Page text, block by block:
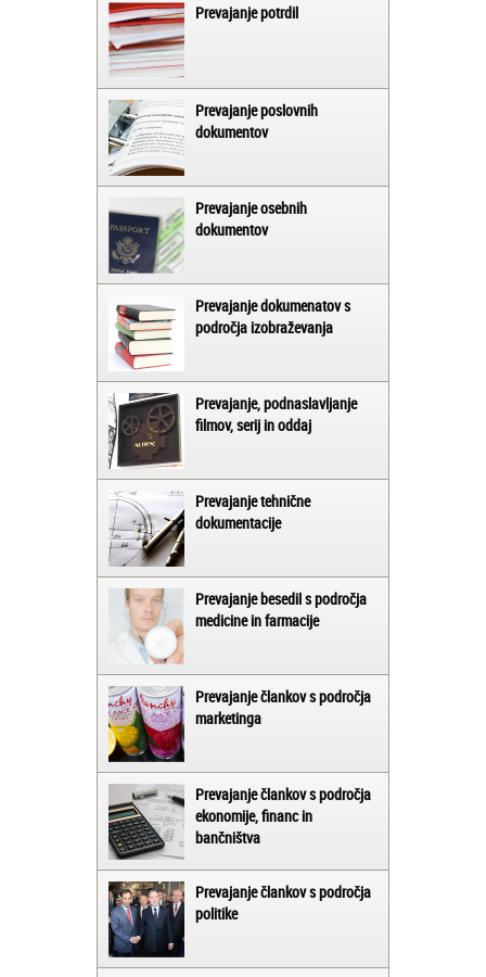
Prevajanje potrdil
Prevajanje poslovnih
dokumentov
Prevajanje osebnih
dokumentov
Prevajanje dokumenatov s
področja izobraževanja
Prevajanje, podnaslavljanje
filmov, serij in oddaj
Prevajanje tehnične
dokumentacije
Prevajanje besedil s področja
medicine in farmacije
Prevajanje člankov s področja
marketinga
Prevajanje člankov s področja
ekonomije, financ in
bančništva
Prevajanje člankov s področja
politike